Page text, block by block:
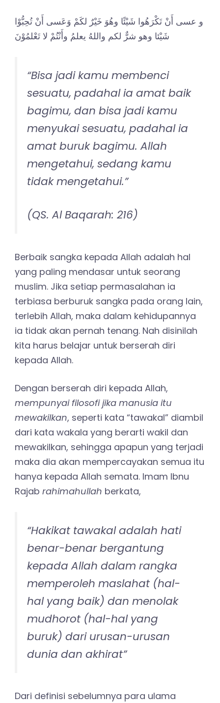
و عسى أَنْ تَكْرَهُوا شَيْئًا وهُوَ خَيْرٌ لكَمْ وَعَسى أَنْ تُحِبُّوْا
شَيْئا وهو شرٌّ لكم واللهُ يعلمُ وأَنْتُمْ لا تَعْلمُوْنَ
“Bisa jadi kamu membenci
sesuatu, padahal ia amat baik
bagimu, dan bisa jadi kamu
menyukai sesuatu, padahal ia
amat buruk bagimu. Allah
mengetahui, sedang kamu
tidak mengetahui.”
(QS. Al Baqarah: 216)
Berbaik sangka kepada Allah adalah hal
yang paling mendasar untuk seorang
muslim. Jika setiap permasalahan ia
terbiasa berburuk sangka pada orang lain,
terlebih Allah, maka dalam kehidupannya
ia tidak akan pernah tenang. Nah disinilah
kita harus belajar untuk berserah diri
kepada Allah.
Dengan berserah diri kepada Allah,
mempunyai filosofi jika manusia itu
mewakilkan, seperti kata “tawakal” diambil
dari kata wakala yang berarti wakil dan
mewakilkan, sehingga apapun yang terjadi
maka dia akan mempercayakan semua itu
hanya kepada Allah semata. Imam Ibnu
Rajab rahimahullah berkata,
“Hakikat tawakal adalah hati
benar-benar bergantung
kepada Allah dalam rangka
memperoleh maslahat (hal-
hal yang baik) dan menolak
mudhorot (hal-hal yang
buruk) dari urusan-urusan
dunia dan akhirat”
Dari definisi sebelumnya para ulama